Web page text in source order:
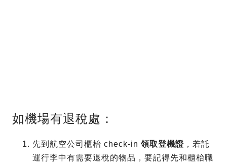
如機場有退稅處：
先到航空公司櫃枱 check-in 領取登機證 ，若託
運行李中有需要退稅的物品，要記得先和櫃枱職